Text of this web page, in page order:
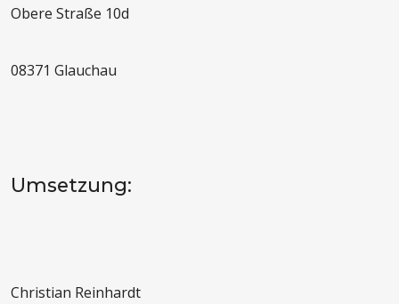
Obere Straße 10d
08371 Glauchau
Umsetzung:
Christian Reinhardt